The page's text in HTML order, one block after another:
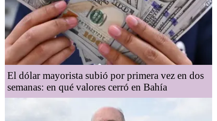
El dólar mayorista subió por primera vez en dos
semanas: en qué valores cerró en Bahía